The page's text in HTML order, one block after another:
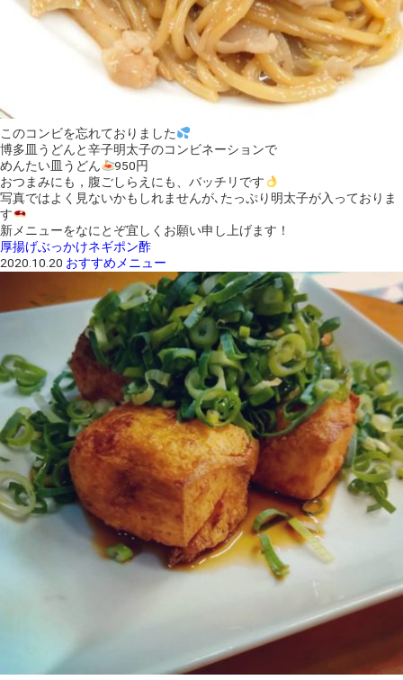
このコンビを忘れておりました
博多皿うどんと辛子明太子のコンビネーションで
めんたい皿うどん
950円
おつまみにも，腹ごしらえにも、バッチリです
写真ではよく見ないかもしれませんが､たっぷり明太子が入っておりま
す
新メニューをなにとぞ宜しくお願い申し上げます！
厚揚げぶっかけネギポン酢
2020.10.20 おすすめメニュー